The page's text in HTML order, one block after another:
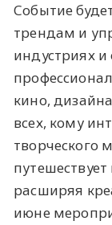
Событие
трендам и
индустриях
кино,
всех, кому
творческого
расширяя
июне